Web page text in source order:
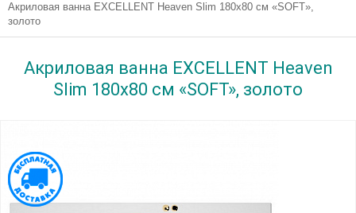
Акриловая ванна EXCELLENT Heaven Slim 180x80 см «SOFT»,
золото
Акриловая ванна EXCELLENT Heaven
Slim 180x80 см «SOFT», золото